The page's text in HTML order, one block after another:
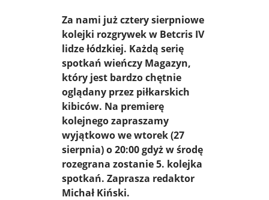
Za nami już cztery sierpniowe
kolejki rozgrywek w Betcris IV
lidze łódzkiej. Każdą serię
spotkań wieńczy Magazyn,
który jest bardzo chętnie
oglądany przez piłkarskich
kibiców. Na premierę
kolejnego zapraszamy
wyjątkowo we wtorek (27
sierpnia) o 20:00 gdyż w środę
rozegrana zostanie 5. kolejka
spotkań. Zaprasza redaktor
Michał Kiński.